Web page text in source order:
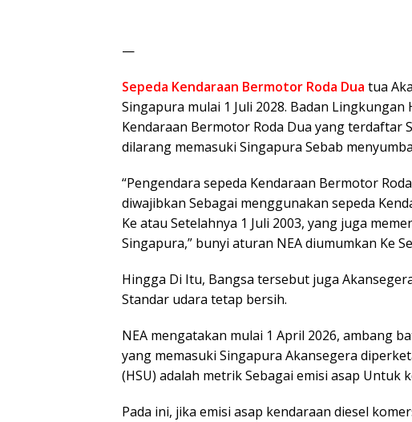
—
Sepeda Kendaraan Bermotor Roda Dua tua
Singapura mulai 1 Juli 2028. Badan
Kendaraan Bermotor Roda Dua yang terdaftar
dilarang memasuki Singapura Sebab
“Pengendara sepeda Kendaraan Bermotor
diwajibkan Sebagai menggunakan sepeda
Ke atau Setelahnya 1 Juli 2003, yang juga
Singapura,” bunyi aturan NEA diumumkan Ke
Hingga Di Itu, Bangsa tersebut juga
Standar udara tetap bersih.
NEA mengatakan mulai 1 April 2026, ambang
yang memasuki Singapura Akansegera
(HSU) adalah metrik Sebagai emisi asap Untuk
Pada ini, jika emisi asap kendaraan diesel